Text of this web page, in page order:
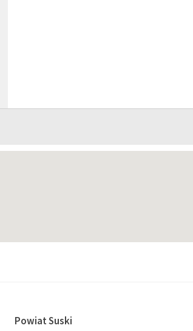
Powiat Suski